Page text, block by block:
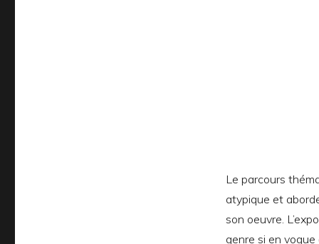
Le parcours
atypique et
son oeuvre.
genre si en vogue